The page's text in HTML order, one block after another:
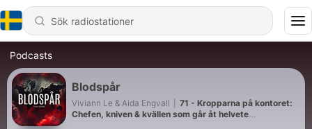
Podcasts
Blodspår
Viviann Le & Aida Engvall
71 - Kropparna på kontoret:
Chefen, kniven & kvällen som går åt helvete